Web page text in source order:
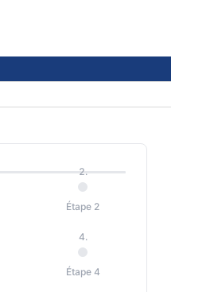
Étape 2
Étape 4